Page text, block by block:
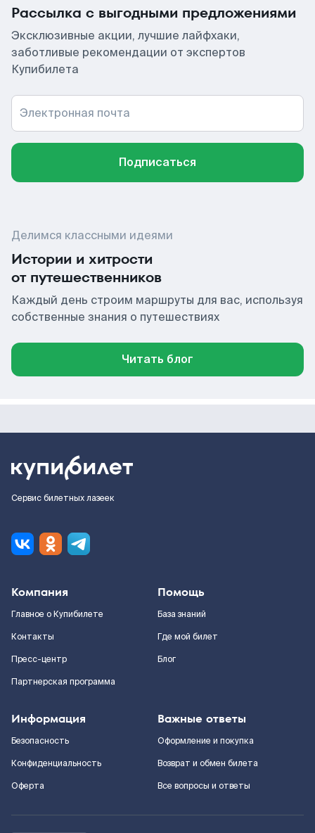
Рассылка с выгодными предложениями
Эксклюзивные акции, лучшие лайфхаки,
заботливые рекомендации от экспертов
Купибилета
Электронная почта
Подписаться
Делимся классными идеями
Истории и хитрости
от путешественников
Каждый день строим маршруты для вас, используя
собственные знания о путешествиях
Читать блог
Сервис билетных лазеек
Компания
Главное о Купибилете
Контакты
Пресс-центр
Партнерская программа
Помощь
База знаний
Где мой билет
Блог
Информация
Безопасность
Конфиденциальность
Оферта
Важные ответы
Оформление и покупка
Возврат и обмен билета
Все вопросы и ответы